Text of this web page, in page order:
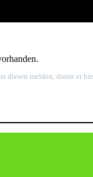
diesen melden, damit er